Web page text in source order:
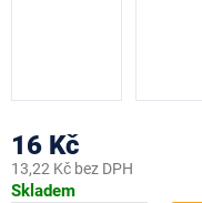
16 Kč
13,22 Kč bez DPH
Měrná
Skladem